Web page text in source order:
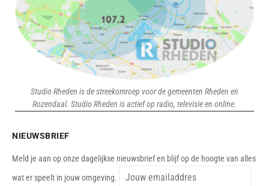
Studio Rheden is de streekomroep voor de gemeenten Rheden en
Rozendaal. Studio Rheden is actief op radio, televisie en online.
NIEUWSBRIEF
Meld je aan op onze dagelijkse nieuwsbrief en blijf op de hoogte van alles
wat er speelt in jouw omgeving.